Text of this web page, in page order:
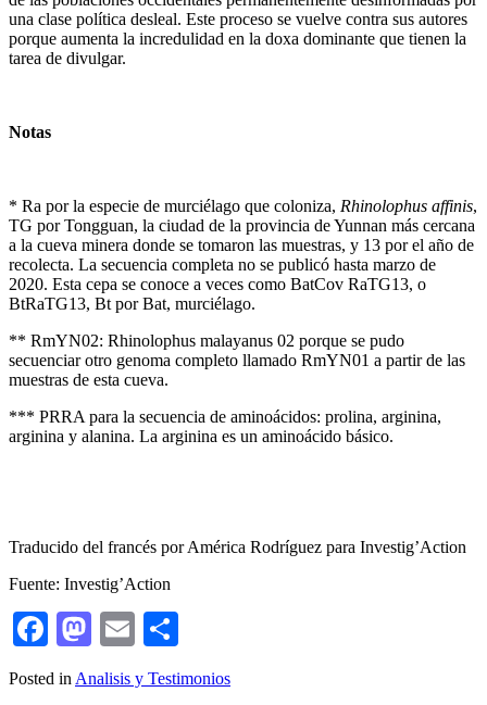
una clase política desleal. Este proceso se vuelve contra sus autores
porque aumenta la incredulidad en la doxa dominante que tienen la
tarea de divulgar.
Notas
* Ra por la especie de murciélago que coloniza, Rhinolophus affinis,
TG por Tongguan, la ciudad de la provincia de Yunnan más cercana
a la cueva minera donde se tomaron las muestras, y 13 por el año de
recolecta. La secuencia completa no se publicó hasta marzo de
2020. Esta cepa se conoce a veces como BatCov RaTG13, o
BtRaTG13, Bt por Bat, murciélago.
** RmYN02: Rhinolophus malayanus 02 porque se pudo
secuenciar otro genoma completo llamado RmYN01 a partir de las
muestras de esta cueva.
*** PRRA para la secuencia de aminoácidos: prolina, arginina,
arginina y alanina. La arginina es un aminoácido básico.
Traducido del francés por América Rodríguez para Investig’Action
Fuente: Investig’Action
Facebook
Mastodon
Email
Posted in Analisis y Testimonios